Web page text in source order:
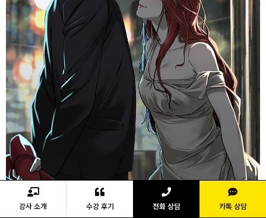
강사 소개 수강 후기 전화 상담 카톡 상담